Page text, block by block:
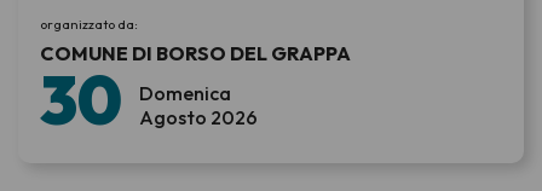
Domenica
30 Agosto 2026
RASTRELLAMENTO DEL GRAPPA
organizzato da:
COMUNE DI BORSO DEL GRAPPA